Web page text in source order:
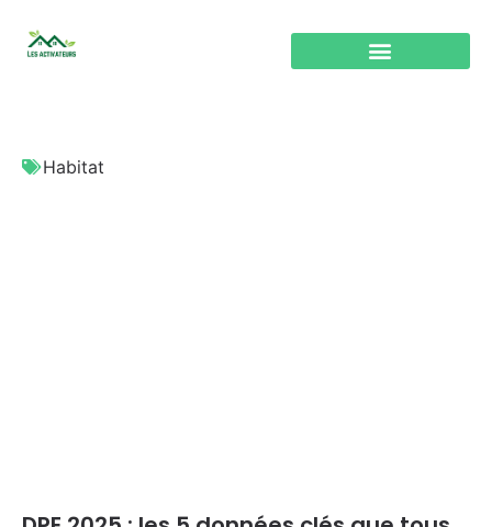
Habitat